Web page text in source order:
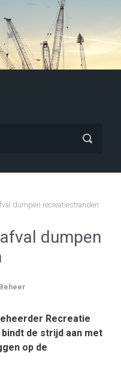
dumpen recreatiestranden
dumpen
Recreatie
bindt de strijd aan met
op de